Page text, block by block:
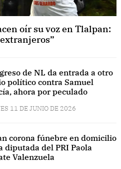
oír su voz en Tlalpan:
de NL da entrada a otro
político contra Samuel
ahora por peculado
11 DE JUNIO DE 2026
corona fúnebre en domicilio
diputada del PRI Paola
Valenzuela